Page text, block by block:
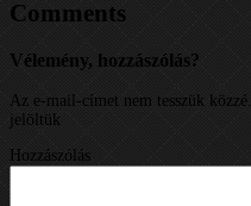
Comments
Vélemény, hozzászólás?
Az e-mail-címet nem tesszük közzé.
jelöltük
Hozzászólás